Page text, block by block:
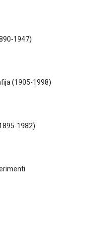
1947)
(1905-1998)
1982)